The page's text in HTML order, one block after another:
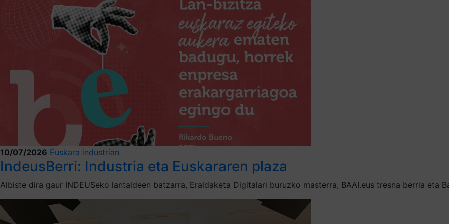
10/07/2026 Euskara industrian
IndeusBerri: Industria eta Euskararen plaza
Albiste dira gaur INDEUSeko lantaldeen batzarra, Eraldaketa Digitalari buruzko masterra, BAAI.eus tresna berria eta